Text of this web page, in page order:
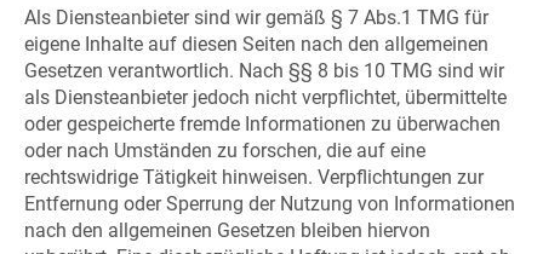
Als Diensteanbieter sind wir gemäß § 7 Abs.1 TMG für
eigene Inhalte auf diesen Seiten nach den allgemeinen
Gesetzen verantwortlich. Nach §§ 8 bis 10 TMG sind wir
als Diensteanbieter jedoch nicht verpflichtet, übermittelte
oder gespeicherte fremde Informationen zu überwachen
oder nach Umständen zu forschen, die auf eine
rechtswidrige Tätigkeit hinweisen. Verpflichtungen zur
Entfernung oder Sperrung der Nutzung von Informationen
nach den allgemeinen Gesetzen bleiben hiervon